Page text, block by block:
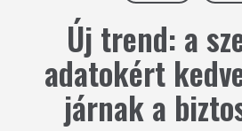
Új trend: a
adatokért
járnak a